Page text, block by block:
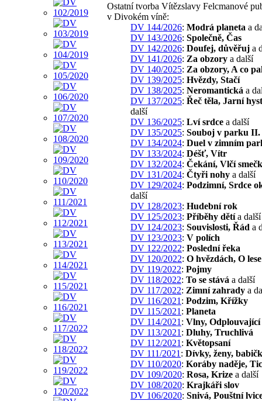
Ostatní tvorba Vítězslavy Felcmanové
v Divokém víně:
DV 144/2026: Modrá planeta a
DV 143/2026: Společně, Čas
DV 142/2026: Doufej, důvěřuj a
DV 141/2026: Za obzory a další
DV 140/2025: Za obzory, A co
DV 139/2025: Hvězdy, Stačí
DV 138/2025: Neromantická a
DV 137/2025: Řeč těla, Jarní
další
DV 136/2025: Lví srdce a další
DV 135/2025: Souboj v parku II.
DV 134/2024: Duel v zimním
DV 133/2024: Déšť, Vítr
DV 132/2024: Čekání, Vlčí
DV 131/2024: Čtyři nohy a další
DV 129/2024: Podzimní, Srdce
další
DV 128/2023: Hudební rok
DV 125/2023: Příběhy dětía další
DV 124/2023: Souvislosti, Řád a
DV 123/2023: V polích
DV 122/2022: Poslední řeka
DV 120/2022: O hvězdách, O lese
DV 119/2022: Pojmy
DV 118/2022: To se stává a další
DV 117/2022: Zimní zahrady a
DV 116/2021 : Podzim, Křížky
DV 115/2021 : Planeta
DV 114/2021 : Vlny, Odplouvající
DV 113/2021 : Dluhy, Truchlivá
DV 112/2021 : Květopsaní
DV 111/2021 : Dívky, ženy,
DV 110/2020: Koráby naděje,
DV 109/2020: Rosa, Krize a další
DV 108/2020: Krajkáři slov
DV 106/2020: Snivá, Pouštní